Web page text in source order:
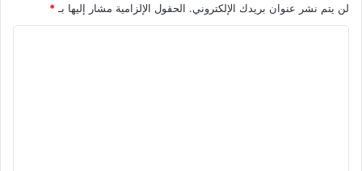
لن يتم نشر عنوان بريدك الإلكتروني. الحقول الإلزامية مشار إليها بـ *